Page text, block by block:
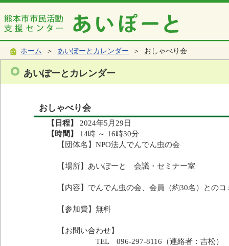
ホーム ＞ あいぽーとカレンダー ＞ おしゃべり会
あいぽーとカレンダー
おしゃべり会
【日程】
2024年5月29日
【時間】
14時 ～ 16時30分
【団体名】NPO法人でんでん虫の会
【場所】あいぽーと 会議・セミナー室
【内容】でんでん虫の会、会員（約30名）との
【参加費】無料
【お問い合わせ】
TEL 096-297-8116（連絡者：吉松）